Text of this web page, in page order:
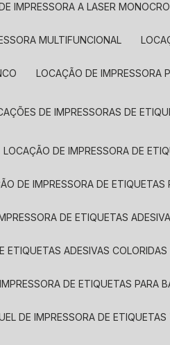
IMPRESSORA A LASER
MULTIFUNCIONAL
LOCAÇÃO DE IMPRESSORA
DE IMPRESSORAS DE
LOCAÇÃO DE IMPRESSORA DE
DE IMPRESSORA DE ETIQUETAS
DE ETIQUETAS
ETIQUETAS ADESIVAS COLORIDAS
IMPRESSORA DE ETIQUETAS PARA
DE IMPRESSORA DE